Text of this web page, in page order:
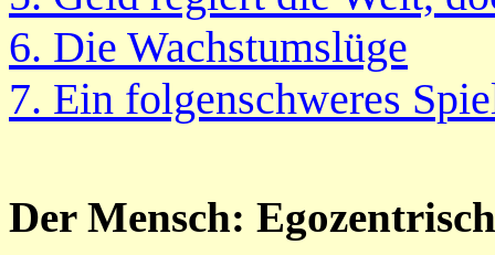
6. Die Wachstumslüge
7. Ein folgenschweres
Der Mensch: